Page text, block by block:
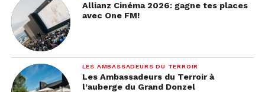
Allianz Cinéma 2026: gagne tes places
avec One FM!
LES AMBASSADEURS DU TERROIR
Les Ambassadeurs du Terroir à
l’auberge du Grand Donzel